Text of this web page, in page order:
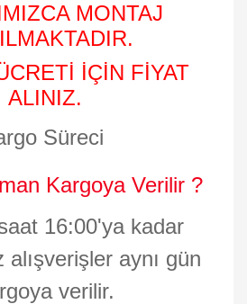
MONTAJ
İÇİN FİYAT
ALINIZ.
Süreci
Kargoya Verilir ?
16:00'ya kadar
alışverişler aynı gün
verilir.